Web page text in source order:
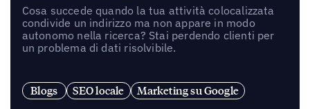
Cosa succede quando la tua attività colocalizzata
condivide un indirizzo ma non appare in modo
autonomo nella ricerca? Stai perdendo clienti per
un problema di dati risolvibile.
Blogs SEO locale Marketing su Google